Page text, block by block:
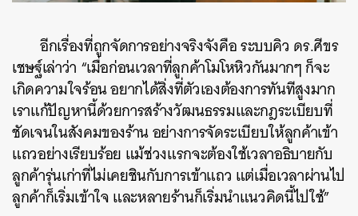
อีกเรื่องที่ถูกจัดการอย่างจริงจังคือ ระบบคิว ดร.ศีขร
เชษฐ์เล่าว่า “เมื่อก่อนเวลาที่ลูกค้าโมโหหิวกันมากๆ ก็จะ
เกิดความใจร้อน อยากได้สิ่งที่ตัวเองต้องการทันทีสูงมาก
เราแก้ปัญหานี้ด้วยการสร้างวัฒนธรรมและกฎระเบียบที่
ชัดเจนในสังคมของร้าน อย่างการจัดระเบียบให้ลูกค้าเข้า
แถวอย่างเรียบร้อย แม้ช่วงแรกจะต้องใช้เวลาอธิบายกับ
ลูกค้ารุ่นเก่าที่ไม่เคยชินกับการเข้าแถว แต่เมื่อเวลาผ่านไป
ลูกค้าก็เริ่มเข้าใจ และหลายร้านก็เริ่มนำแนวคิดนี้ไปใช้”